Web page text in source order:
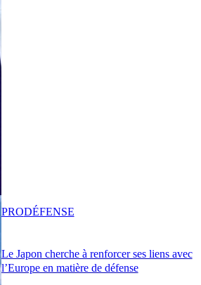
Le Japon cherche à renforcer ses liens avec
l’Europe en matière de défense
PRODÉFENSE